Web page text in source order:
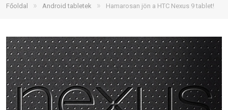
Főoldal » Android tabletek » Hamarosan jön a HTC Nexus 9 tablet!